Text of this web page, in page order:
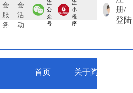
会
服
务
会
活
动
注
公
众
号
注
小
程
序
册/
登陆
首页 关于陶博会